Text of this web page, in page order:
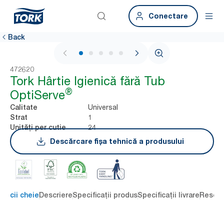
Conectare
Back
1 / 5
472620
Tork Hârtie Igienică fără Tub
OptiServe®
Calitate Universal
Strat 1
Unități per cutie
24
Descărcare fișa tehnică a produsului
cheieDescriereSpecificații produsSpecificații livrare